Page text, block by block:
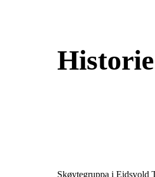
Historie
Skøytegruppa i Eidsvold